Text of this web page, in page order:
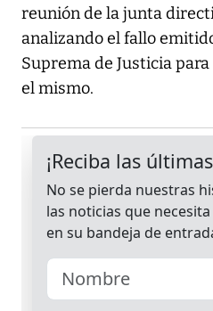
reunión de la junta
analizando el fallo
Suprema de Justicia
el mismo.